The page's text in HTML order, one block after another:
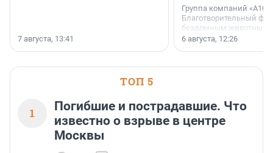
7 августа, 13:41
Группа компаний
Благотворительный
бездомным животным
заключили соглашение
6 августа, 12:26
ТОП 5
1
Погибшие и пострадавшие. Что
известно о взрыве в центре
Москвы